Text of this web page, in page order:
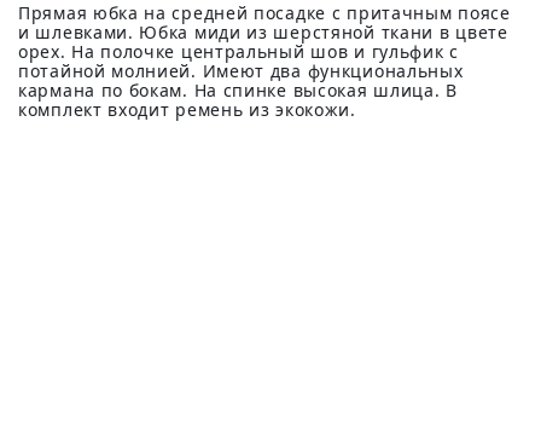
Прямая юбка на средней посадке с притачным поясе
и шлевками. Юбка миди из шерстяной ткани в цвете
орех. На полочке центральный шов и гульфик с
потайной молнией. Имеют два функциональных
кармана по бокам. На спинке высокая шлица. В
комплект входит ремень из экокожи.